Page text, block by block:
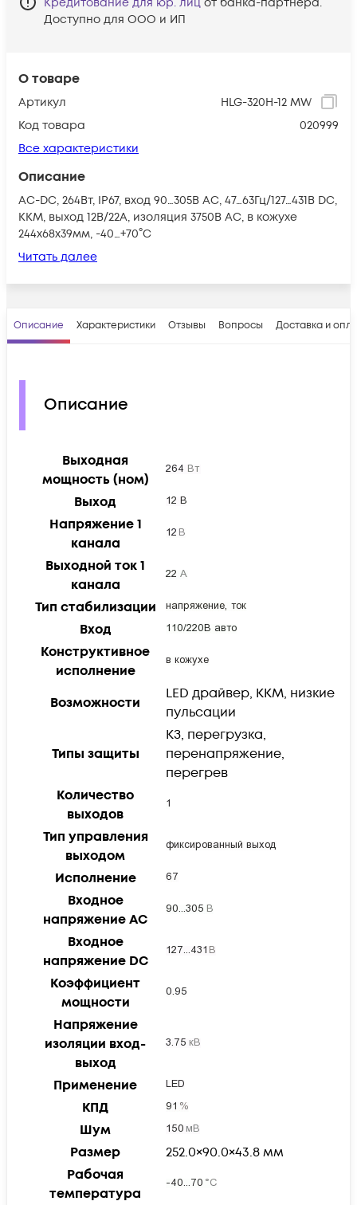
О товаре
Артикул
HLG-320H-12 MW
Код товара
020999
Все характеристики
Описание
AC-DC, 264Вт, IP67, вход 90…305В AC, 47…63Гц/127…431В DC,
ККМ, выход 12В/22А, изоляция 3750В AC, в кожухе
244х68х39мм, -40…+70°С
Читать далее
Доступно для ООО и ИП
Описание Характеристики Отзывы Вопросы Доставка и
Описание
Выходная
мощность (ном)
Выход
Напряжение 1
канала
Выходной ток 1
канала
Тип стабилизации
Вход
Конструктивное
исполнение
Возможности
LED драйвер, ККМ, низкие
пульсации
Типы защиты
КЗ, перегрузка,
перенапряжение,
перегрев
Количество
выходов
Тип управления
выходом
Исполнение
Входное
напряжение AC
Входное
напряжение DC
Коэффициент
мощности
Напряжение
изоляции вход-
выход
Применение
КПД
Шум
Размер
252.0×90.0×43.8мм
Рабочая
температура